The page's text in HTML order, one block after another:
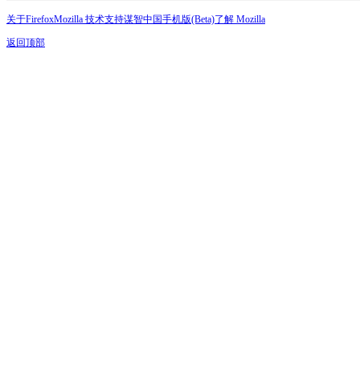
关于FirefoxMozilla 技术支持谋智中国手机版(Beta)了解 Mozilla
返回顶部